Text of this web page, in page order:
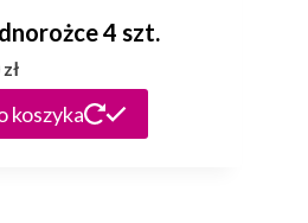
4 szt.
złAktualna
wynosi:
koszyka